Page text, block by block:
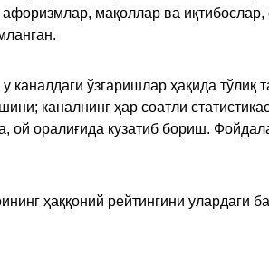
мақоллар ва
ўзгаришлар ҳақида тўлиқ
каналнинг ҳар соатли
оралиғида кузатиб бориш.
ҳаққоний рейтингини улардаги